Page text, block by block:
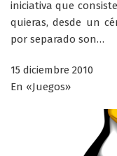
iniciativa que
quieras, desde un
por separado son…
15 diciembre 2010
En «Juegos»